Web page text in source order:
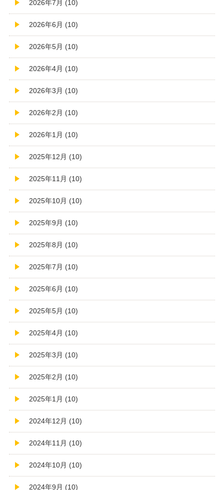
2026年7月 (10)
2026年6月 (10)
2026年5月 (10)
2026年4月 (10)
2026年3月 (10)
2026年2月 (10)
2026年1月 (10)
2025年12月 (10)
2025年11月 (10)
2025年10月 (10)
2025年9月 (10)
2025年8月 (10)
2025年7月 (10)
2025年6月 (10)
2025年5月 (10)
2025年4月 (10)
2025年3月 (10)
2025年2月 (10)
2025年1月 (10)
2024年12月 (10)
2024年11月 (10)
2024年10月 (10)
2024年9月 (10)